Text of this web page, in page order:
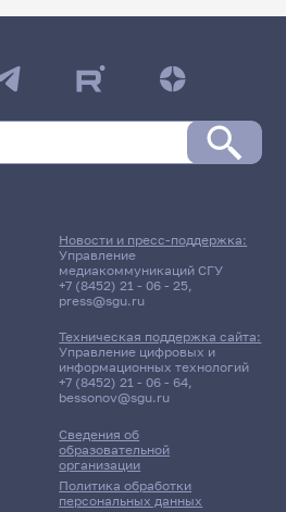
Сведения об
образовательной
организации
Политика обработки
персональных данных
Новости и пресс-поддержка:
Управление
медиакоммуникаций СГУ
+7 (8452) 21 - 06 - 25,
press@sgu.ru
Техническая поддержка сайта:
Управление цифровых и
информационных технологий
+7 (8452) 21 - 06 - 64,
bessonov@sgu.ru